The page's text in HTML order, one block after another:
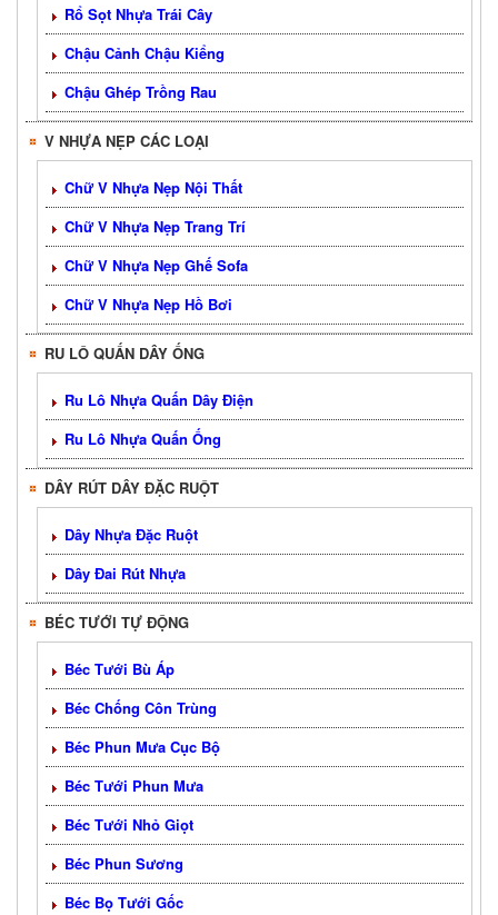
Rổ Sọt Nhựa Trái Cây
Chậu Cảnh Chậu Kiểng
Chậu Ghép Trồng Rau
V NHỰA NẸP CÁC LOẠI
Chữ V Nhựa Nẹp Nội Thất
Chữ V Nhựa Nẹp Trang Trí
Chữ V Nhựa Nẹp Ghế Sofa
Chữ V Nhựa Nẹp Hồ Bơi
RU LÔ QUẤN DÂY ỐNG
Ru Lô Nhựa Quấn Dây Điện
Ru Lô Nhựa Quấn Ống
DÂY RÚT DÂY ĐẶC RUỘT
Dây Nhựa Đặc Ruột
Dây Đai Rút Nhựa
BÉC TƯỚI TỰ ĐỘNG
Béc Tưới Bù Áp
Béc Chống Côn Trùng
Béc Phun Mưa Cục Bộ
Béc Tưới Phun Mưa
Béc Tưới Nhỏ Giọt
Béc Phun Sương
Béc Bọ Tưới Gốc